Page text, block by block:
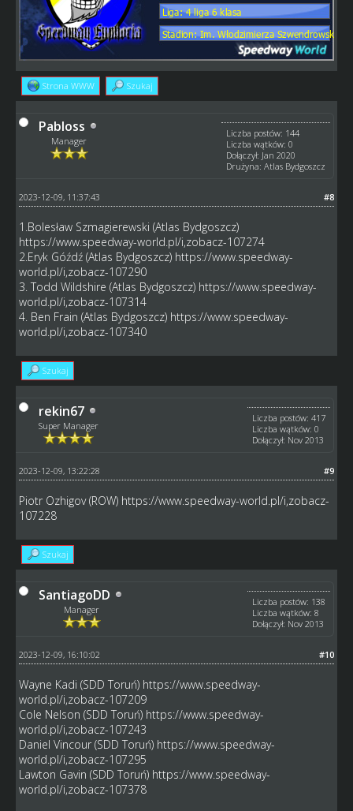
Strona WWW Szukaj
Pabloss
Manager
Liczba postów: 144
Liczba wątków: 0
Dołączył: Jan 2020
Drużyna: Atlas Bydgoszcz
#8
2023-12-09, 11:37:43
1.Bolesław Szmagierewski (Atlas Bydgoszcz)
https://www.speedway-world.pl/i,zobacz-107274
2.Eryk Góźdź (Atlas Bydgoszcz) https://www.speedway-
world.pl/i,zobacz-107290
3. Todd Wildshire (Atlas Bydgoszcz) https://www.speedway-
world.pl/i,zobacz-107314
4. Ben Frain (Atlas Bydgoszcz) https://www.speedway-
world.pl/i,zobacz-107340
Szukaj
rekin67
Super Manager
Liczba postów: 417
Liczba wątków: 0
Dołączył: Nov 2013
#9
2023-12-09, 13:22:28
Piotr Ozhigov (ROW) https://www.speedway-world.pl/i,zobacz-
107228
Szukaj
SantiagoDD
Manager
Liczba postów: 138
Liczba wątków: 8
Dołączył: Nov 2013
#10
2023-12-09, 16:10:02
Wayne Kadi (SDD Toruń) https://www.speedway-
world.pl/i,zobacz-107209
Cole Nelson (SDD Toruń) https://www.speedway-
world.pl/i,zobacz-107243
Daniel Vincour (SDD Toruń) https://www.speedway-
world.pl/i,zobacz-107295
Lawton Gavin (SDD Toruń) https://www.speedway-
world.pl/i,zobacz-107378